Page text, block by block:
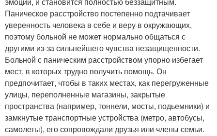
Паническое расстройство постепенно подтачивает
уверенность человека в себе и веру в окружающих,
поэтому больной не может нормально общаться с
другими из-за сильнейшего чувства незащищенности.
Больной с паническим расстройством упорно избегает
мест, в которых трудно получить помощь. Он
предпочитает, чтобы в таких местах, как перегруженные
улицы, переполненные магазины, закрытые
пространства (например, тоннели, мосты, подьемники) и
замкнутые транспортные устройства (метро, автобусы,
самолеты), его сопровождали друзья или члены семьи.